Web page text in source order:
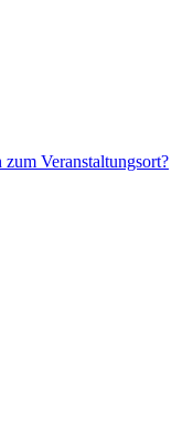
Veranstaltungsort?